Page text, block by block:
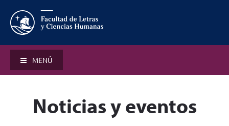
MENÚ
Noticias y eventos